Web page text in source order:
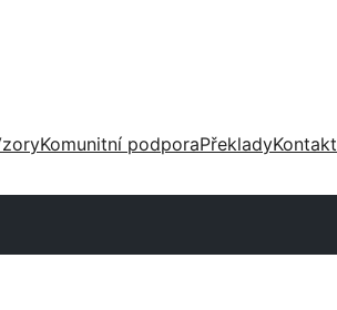
Komunitní podporaPřekladyKontakt